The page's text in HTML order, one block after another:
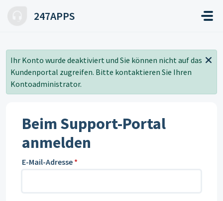
247APPS
Ihr Konto wurde deaktiviert und Sie können nicht auf das
Kundenportal zugreifen. Bitte kontaktieren Sie Ihren
Kontoadministrator.
Beim Support-Portal
anmelden
E-Mail-Adresse *